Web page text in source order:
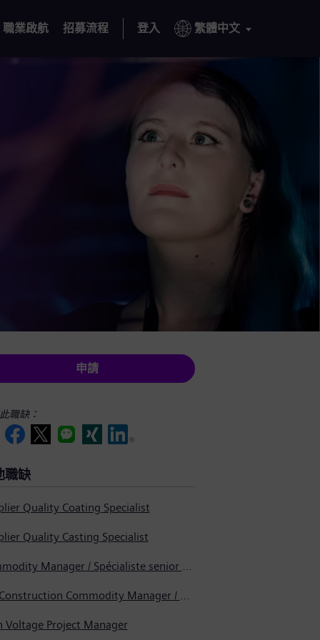
職業啟航 招募流程 登入 繁體中文
申請
職缺：
職缺
Quality Coating Specialist
Quality Casting Specialist
Commodity Manager / Spécialiste senior en approvisionnement
Pre-Construction Commodity Manager / Gestionnaire de produits avant la construction
Voltage Project Manager